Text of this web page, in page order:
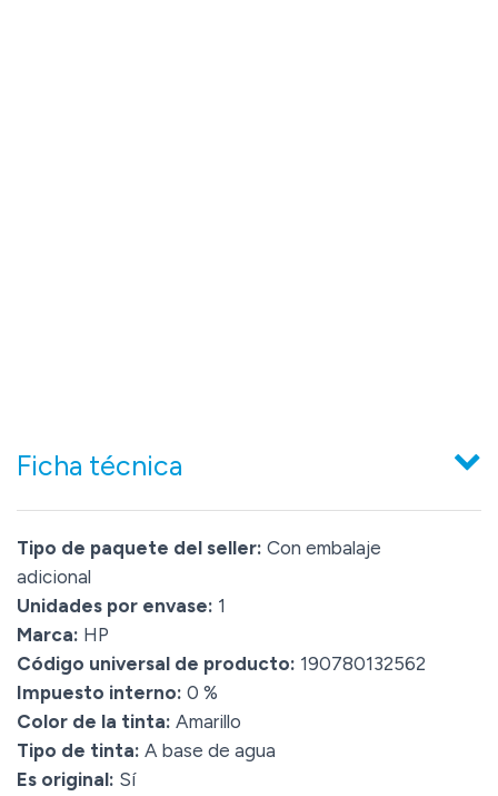
Ficha técnica
Tipo de paquete del seller: Con embalaje
adicional
Unidades por envase: 1
Marca: HP
Código universal de producto: 190780132562
Impuesto interno: 0 %
Color de la tinta: Amarillo
Tipo de tinta: A base de agua
Es original: Sí